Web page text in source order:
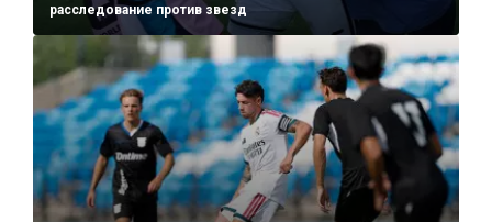
расследование против звезд